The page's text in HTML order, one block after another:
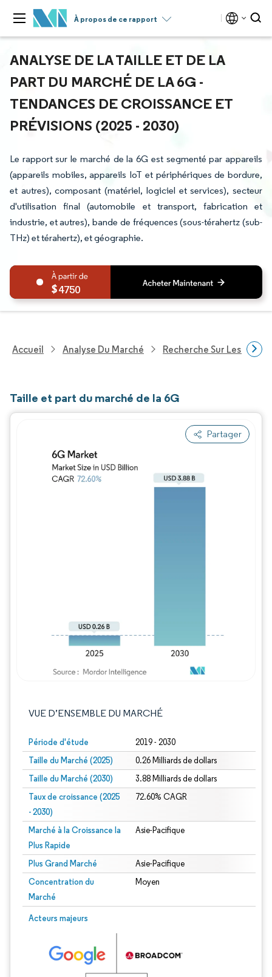
À propos de ce rapport
ANALYSE DE LA TAILLE ET DE LA
PART DU MARCHÉ DE LA 6G -
TENDANCES DE CROISSANCE ET
PRÉVISIONS (2025 - 2030)
Le rapport sur le marché de la 6G est segmenté par appareils
(appareils mobiles, appareils IoT et périphériques de bordure,
et autres), composant (matériel, logiciel et services), secteur
d'utilisation final (automobile et transport, fabrication et
industrie, et autres), bande de fréquences (sous-térahertz (sub-
THz) et térahertz), et géographie.
4750
Accueil Analyse Du Marché Recherche Sur Les
Taille et part du marché de la 6G
Partager
VUE D’ENSEMBLE DU MARCHÉ
Période d'étude 2019 - 2030
Taille du Marché (2025) 0.26 Milliards de dollars
Taille du Marché (2030) 3.88 Milliards de dollars
Taux de croissance (2025
- 2030)
72.60% CAGR
Marché à la Croissance la
Plus Rapide
Asie-Pacifique
Plus Grand Marché Asie-Pacifique
Concentration du
Marché
Moyen
Acteurs majeurs
Image © Mordor Intelligence. La réutilisation nécessite une attribution sous CC